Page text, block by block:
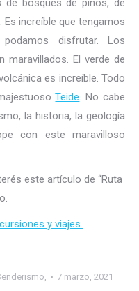
bosques de pinos, de
increíble que tengamos
disfrutar. Los
El verde de
es increíble. Todo
Teide. No cabe
la historia, la geología
con este maravilloso
este artículo de “Ruta
y viajes.
7 marzo, 2021